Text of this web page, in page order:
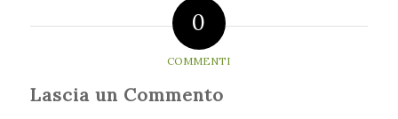
0
COMMENTI
Lascia un Commento